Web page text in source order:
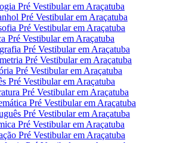
Pré Vestibular em Araçatuba
Pré Vestibular em Araçatuba
Pré Vestibular em Araçatuba
Pré Vestibular em Araçatuba
Pré Vestibular em Araçatuba
Pré Vestibular em Araçatuba
Pré Vestibular em Araçatuba
Pré Vestibular em Araçatuba
Pré Vestibular em Araçatuba
Pré Vestibular em Araçatuba
Pré Vestibular em Araçatuba
Pré Vestibular em Araçatuba
Pré Vestibular em Araçatuba